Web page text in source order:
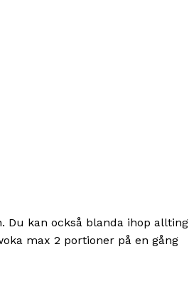
Du kan också blanda ihop allting
max 2 portioner på en gång